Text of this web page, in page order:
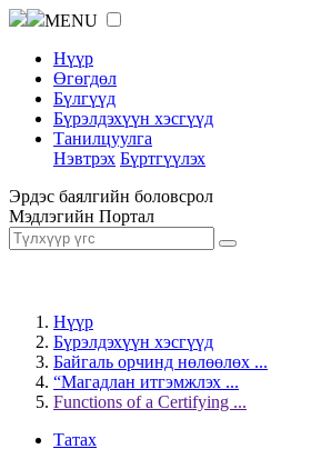
MENU
Нүүр
Өгөгдөл
Бүлгүүд
Бүрэлдэхүүн хэсгүүд
Танилцуулга
Нэвтрэх Бүртгүүлэх
Эрдэс баялгийн боловсрол
Мэдлэгийн Портал
Нүүр
Бүрэлдэхүүн хэсгүүд
Байгаль орчинд нөлөөлөх ...
“Магадлан итгэмжлэх ...
Functions of a Certifying ...
Татах